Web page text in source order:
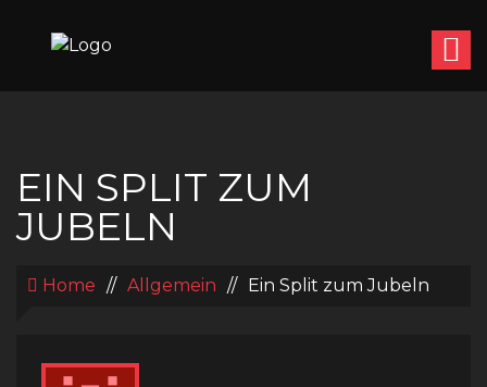
EIN SPLIT ZUM
JUBELN
Home // Allgemein // Ein Split zum Jubeln